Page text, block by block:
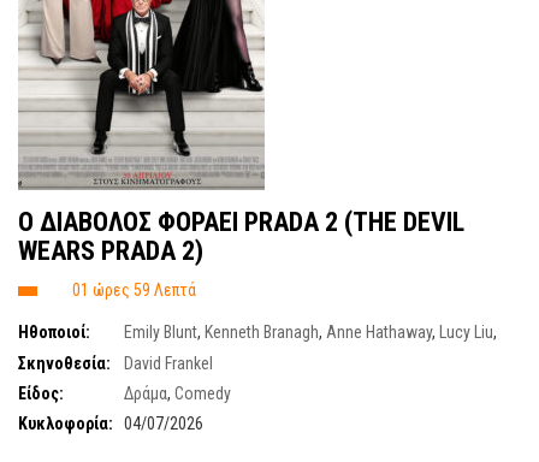
O ΔΙΑΒΟΛΟΣ ΦΟΡΑΕΙ PRADA 2 (THE DEVIL
WEARS PRADA 2)
01 ώρες 59 Λεπτά
Ηθοποιοί: Emily Blunt, Kenneth Branagh, Anne Hathaway, Lucy Liu,
Stanley Tucci, Justin Theroux
Tracie Thoms
Tibor Feldman,Patrick Brammall
Σκηνοθεσία:
David Frankel
Είδος:
Δράμα, Comedy
Κυκλοφορία:
04/07/2026